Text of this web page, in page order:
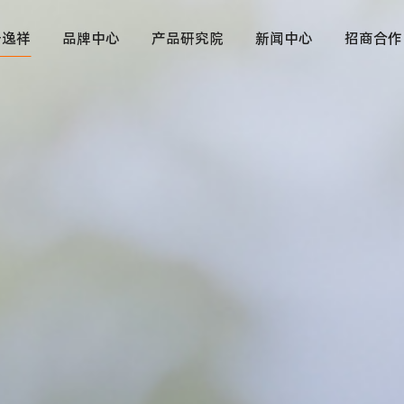
祥 品牌中心 产品研究院 新闻中心 招商合作